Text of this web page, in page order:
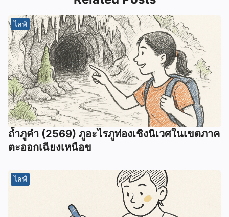
ไลฟ์
ถ้ำภูคำ (2569) ภูอะไรภูท่องเชิงนิเวศในเขตภาค
ตะออกเฉียงเหนือข
ไลฟ์